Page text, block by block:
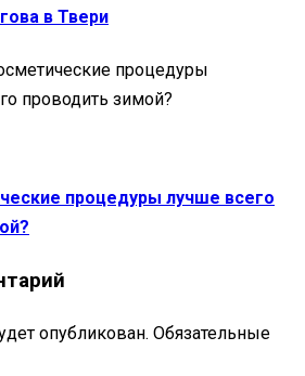
в Твери
процедуры лучше всего
опубликован. Обязательные